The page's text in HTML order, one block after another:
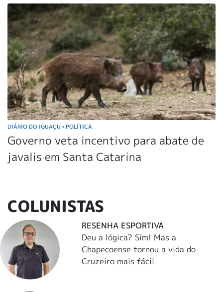
DIÁRIO DO IGUAÇU • POLÍTICA
Governo veta incentivo para abate de
javalis em Santa Catarina
COLUNISTAS
RESENHA ESPORTIVA
Deu a lógica? Sim! Mas a
Chapecoense tornou a vida do
Cruzeiro mais fácil